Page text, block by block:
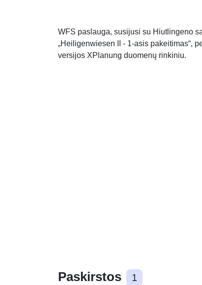
WFS paslauga, susijusi su Hiutlingeno
„Heiligenwiesen II - 1-asis pakeitimas“,
versijos XPlanung duomenų rinkiniu.
Paskirstos 1